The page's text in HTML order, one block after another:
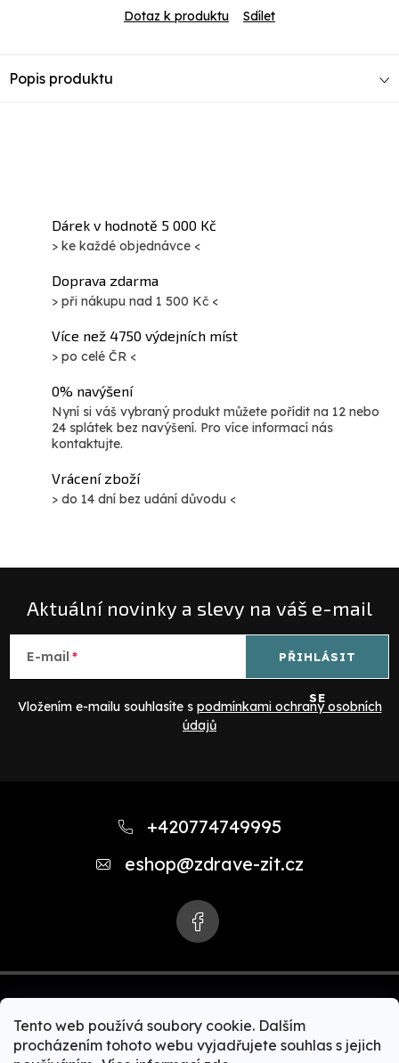
Tento web používá soubory cookie. Dalším
procházením tohoto webu vyjadřujete souhlas s jejich
Dotaz k produktu
Sdílet
Popis produktu
Dárek v hodnotě 5 000 Kč
> ke každé objednávce <
Doprava zdarma
> při nákupu nad 1 500 Kč <
Více než 4750 výdejních míst
> po celé ČR <
0% navýšení
Nyní si váš vybraný produkt můžete pořídit na 12 nebo
24 splátek bez navýšení. Pro více informací nás
kontaktujte.
Vrácení zboží
> do 14 dní bez udání důvodu <
Aktuální novinky a slevy na váš e-mail
E-mail
Vložením e-mailu souhlasíte s podmínkami ochrany osobních
údajů
PŘIHLÁSIT
SE
+420774749995
eshop@zdrave-zit.cz